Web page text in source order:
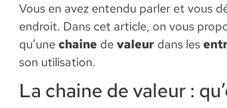
Vous en avez entendu parler et vous
endroit. Dans cet article, on vous
qu’une chaine de valeur dans les
son utilisation.
La chaine de valeur :